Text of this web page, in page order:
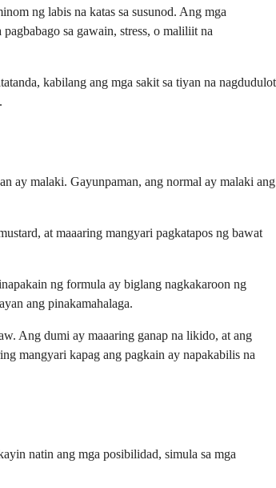
ng labis na katas sa susunod. Ang mga
sa gawain, stress, o maliliit na
kabilang ang mga sakit sa tiyan na nagdudulot
ay malaki. Gayunpaman, ang normal ay malaki ang
at maaaring mangyari pagkatapos ng bawat
ng formula ay biglang nagkakaroon ng
ang pinakamahalaga.
Ang dumi ay maaaring ganap na likido, at ang
mangyari kapag ang pagkain ay napakabilis na
natin ang mga posibilidad, simula sa mga